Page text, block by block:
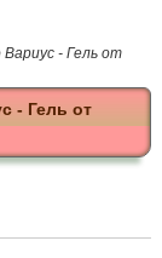
- Гель от
- Гель от